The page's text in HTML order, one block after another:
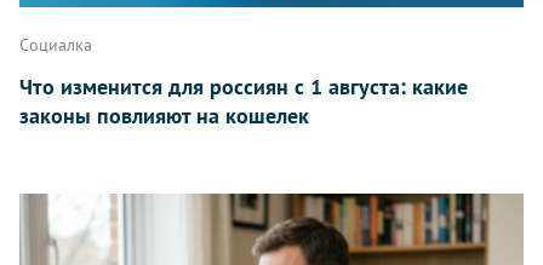
Социалка
Что изменится для россиян с 1 августа: какие
законы повлияют на кошелек